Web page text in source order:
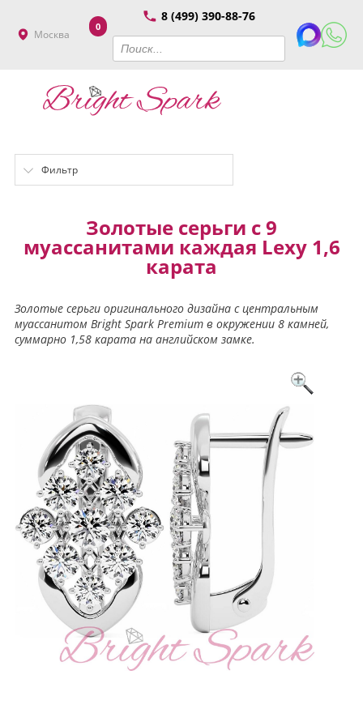
Москва
8 (499) 390-88-76
0
Фильтр
Золотые серьги с 9
муассанитами каждая Lexy 1,6
карата
Золотые серьги оригинального дизайна с центральным
муассанитом Bright Spark Premium в окружении 8 камней,
суммарно 1,58 карата на английском замке.